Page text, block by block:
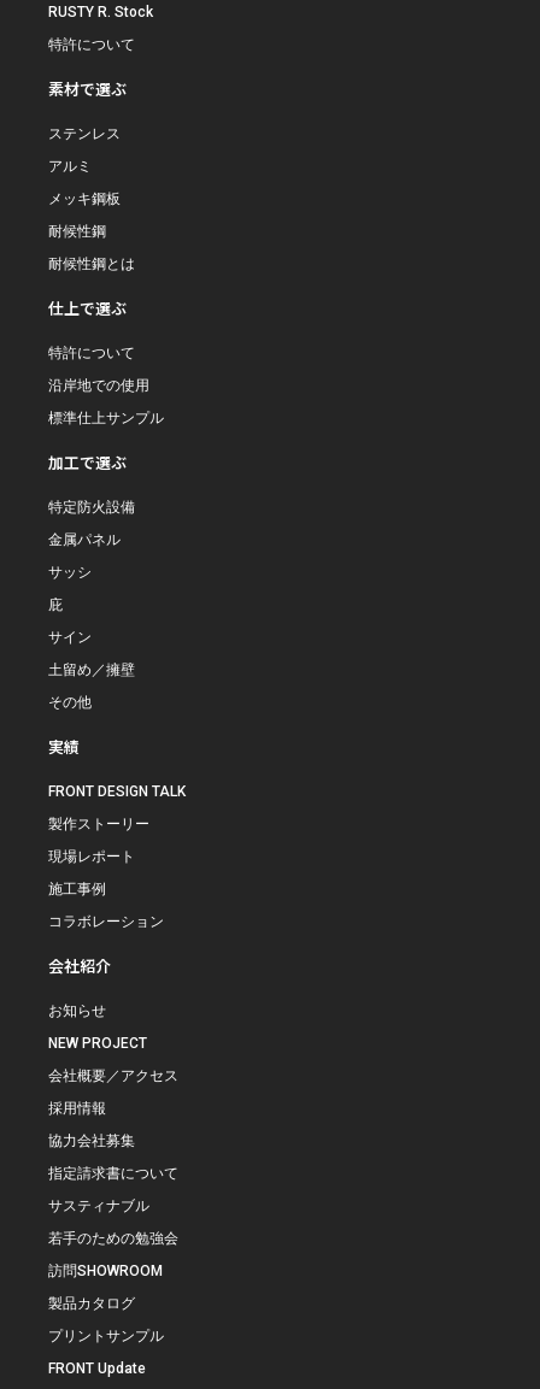
RUSTY R. Stock
特許について
素材で選ぶ
ステンレス
アルミ
メッキ鋼板
耐候性鋼
耐候性鋼とは
仕上で選ぶ
特許について
沿岸地での使用
標準仕上サンプル
加工で選ぶ
特定防火設備
金属パネル
サッシ
庇
サイン
土留め／擁壁
その他
実績
FRONT DESIGN TALK
製作ストーリー
現場レポート
施工事例
コラボレーション
会社紹介
お知らせ
NEW PROJECT
会社概要／アクセス
採用情報
協力会社募集
指定請求書について
サスティナブル
若手のための勉強会
訪問SHOWROOM
製品カタログ
プリントサンプル
FRONT Update